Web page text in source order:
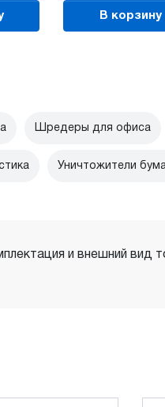
В корзину
Шредеры для офиса
Уничтожители
и внешний вид